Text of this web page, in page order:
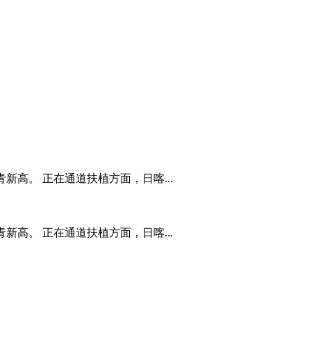
新高。 正在通道扶植方面，日喀...
新高。 正在通道扶植方面，日喀...